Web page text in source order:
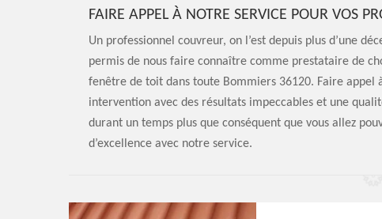
FAIRE APPEL À NOTRE SERVICE POUR VOS
Un professionnel couvreur, on l’est depuis plus d’une
permis de nous faire connaître comme prestataire de
fenêtre de toit dans toute Bommiers 36120. Faire appel
intervention avec des résultats impeccables et une
durant un temps plus que conséquent que vous allez
d’excellence avec notre service.